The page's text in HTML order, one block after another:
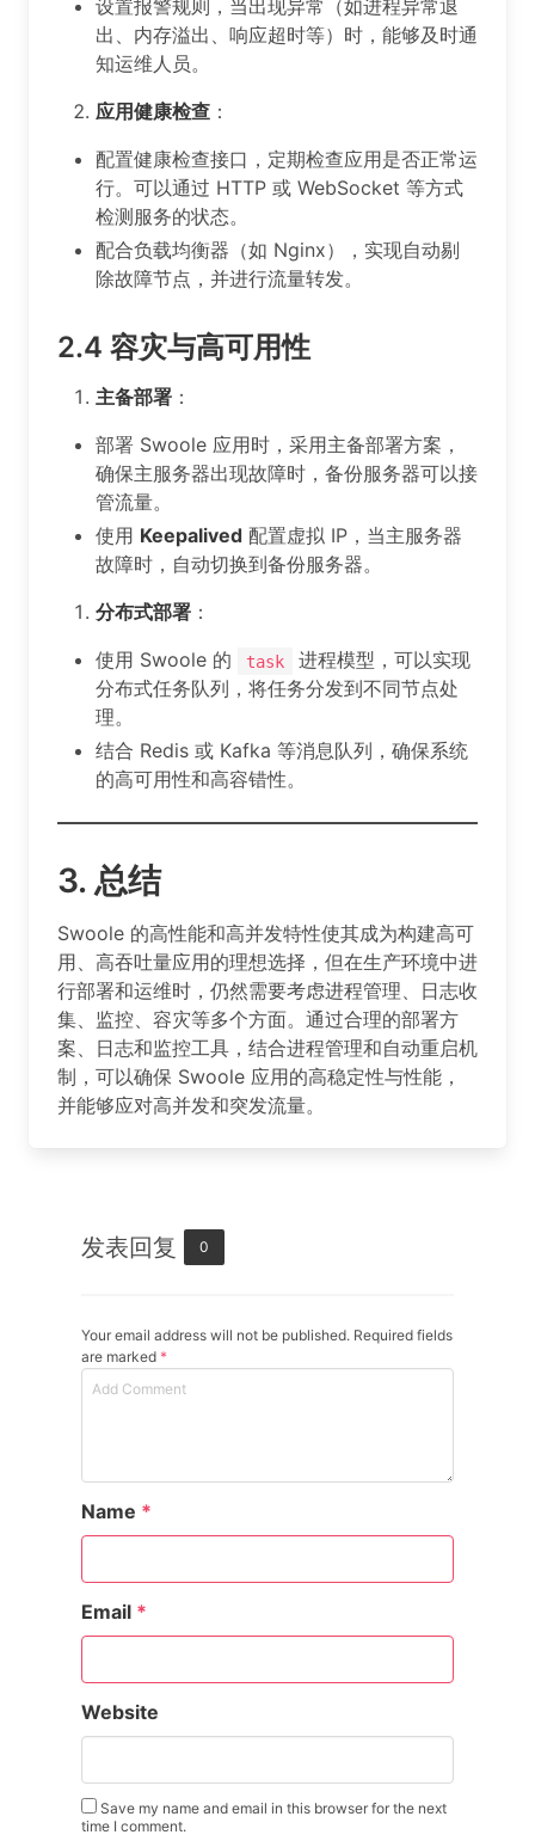
设置报警规则，当出现异常（如进程异常退
出、内存溢出、响应超时等）时，能够及时通
知运维人员。
应用健康检查 ：
配置健康检查接口，定期检查应用是否正常运
行。可以通过 HTTP 或 WebSocket 等方式
检测服务的状态。
配合负载均衡器（如 Nginx），实现自动剔
除故障节点，并进行流量转发。
2.4 容灾与高可用性
主备部署 ：
部署 Swoole 应用时，采用主备部署方案，
确保主服务器出现故障时，备份服务器可以接
管流量。
使用 Keepalived 配置虚拟 IP，当主服务器
故障时，自动切换到备份服务器。
分布式部署 ：
使用 Swoole 的
task
进程模型，可以实现
分布式任务队列，将任务分发到不同节点处
理。
结合 Redis 或 Kafka 等消息队列，确保系统
的高可用性和高容错性。
3. 总结
Swoole 的高性能和高并发特性使其成为构建高可
用、高吞吐量应用的理想选择，但在生产环境中进
行部署和运维时，仍然需要考虑进程管理、日志收
集、监控、容灾等多个方面。通过合理的部署方
案、日志和监控工具，结合进程管理和自动重启机
制，可以确保 Swoole 应用的高稳定性与性能，
并能够应对高并发和突发流量。
发表回复 0
Your email address will not be published. Required fields
are marked *
Name *
Email *
Website
Save my name and email in this browser for the next
time I comment.